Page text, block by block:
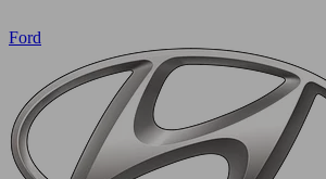
Ford